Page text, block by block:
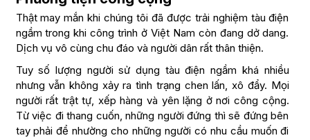
Thật may mắn khi chúng tôi đã được trải nghiệm tàu điện
ngầm trong khi công trình ở Việt Nam còn đang dở dang.
Dịch vụ vô cùng chu đáo và người dân rất thân thiện.
Tuy số lượng người sử dụng tàu điện ngầm khá nhiều
nhưng vẫn không xảy ra tình trạng chen lấn, xô đẩy. Mọi
người rất trật tự, xếp hàng và yên lặng ở nơi công cộng.
Từ việc đi thang cuốn, những người đứng thì sẽ đứng bên
tay phải để nhường cho những người có nhu cầu muốn đi